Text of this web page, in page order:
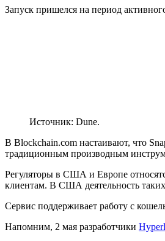
Запуск пришелся на период
Источник: Dune.
В Blockchain.com настаивают, что
традиционным производным
Регуляторы в США и Европе
клиентам. В США деятельность
Сервис поддерживает работу с
Напомним, 2 мая разработчики